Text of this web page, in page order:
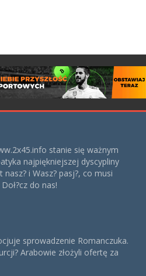
stanie się ważnym
najpiękniejszej dyscypliny
i Wasz? pasj?, co musi
do nas!
sprowadzenie Romanczuka.
Arabowie złożyli ofertę za